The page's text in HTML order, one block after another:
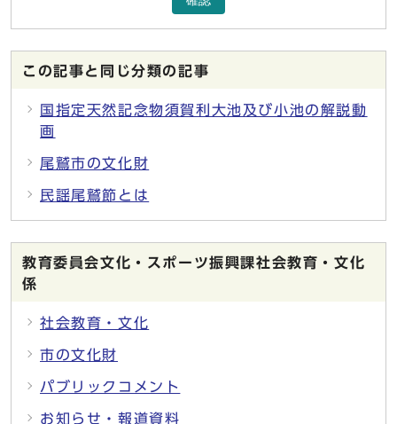
この記事と同じ分類の記事
国指定天然記念物須賀利大池及び小池の解説動
画
尾鷲市の文化財
民謡尾鷲節とは
教育委員会文化・スポーツ振興課社会教育・文化
係
社会教育・文化
市の文化財
パブリックコメント
お知らせ・報道資料